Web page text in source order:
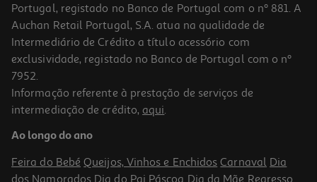
Doce Extra 50% Frutos Auchan Mirtilo 360g
6.08 €/Kg
2,19 €
Portugal, registado no Banco de Portugal com o nº 881. A
Auchan Retail Portugal, S.A. atua na qualidade de
Intermediário de Crédito a título acessório com
exclusividade, registado no Banco de Portugal com o nº
7952.
Informação referente à prestação de serviços de
intermediação de crédito, aqui.
Ao longo do ano
Feira do Bebé Queijos, Vinhos e Enchidos Carnaval Dia
dos Namorados Dia do Pai Páscoa Dia da Mãe Regresso